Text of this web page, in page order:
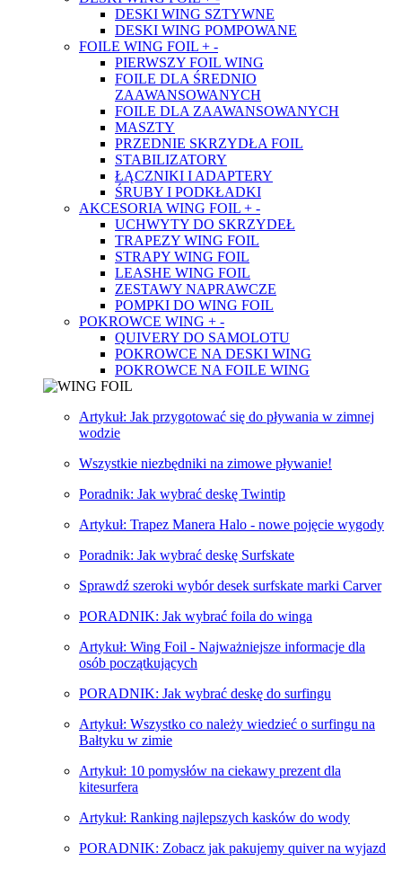
DESKI WING SZTYWNE
DESKI WING POMPOWANE
FOILE WING FOIL + -
PIERWSZY FOIL WING
FOILE DLA ŚREDNIO
ZAAWANSOWANYCH
FOILE DLA ZAAWANSOWANYCH
MASZTY
PRZEDNIE SKRZYDŁA FOIL
STABILIZATORY
ŁĄCZNIKI I ADAPTERY
ŚRUBY I PODKŁADKI
AKCESORIA WING FOIL + -
UCHWYTY DO SKRZYDEŁ
TRAPEZY WING FOIL
STRAPY WING FOIL
LEASHE WING FOIL
ZESTAWY NAPRAWCZE
POMPKI DO WING FOIL
POKROWCE WING + -
QUIVERY DO SAMOLOTU
POKROWCE NA DESKI WING
POKROWCE NA FOILE WING
Artykuł: Jak przygotować się do pływania w zimnej
wodzie
Wszystkie niezbędniki na zimowe pływanie!
Poradnik: Jak wybrać deskę Twintip
Artykuł: Trapez Manera Halo - nowe pojęcie wygody
Poradnik: Jak wybrać deskę Surfskate
Sprawdź szeroki wybór desek surfskate marki Carver
PORADNIK: Jak wybrać foila do winga
Artykuł: Wing Foil - Najważniejsze informacje dla
osób początkujących
PORADNIK: Jak wybrać deskę do surfingu
Artykuł: Wszystko co należy wiedzieć o surfingu na
Bałtyku w zimie
Artykuł: 10 pomysłów na ciekawy prezent dla
kitesurfera
Artykuł: Ranking najlepszych kasków do wody
PORADNIK: Zobacz jak pakujemy quiver na wyjazd